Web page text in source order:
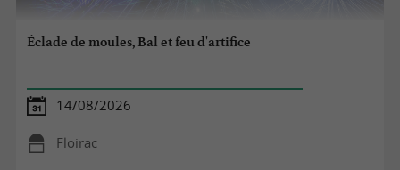
Éclade de moules, Bal et feu d'artifice
14/08/2026
Floirac